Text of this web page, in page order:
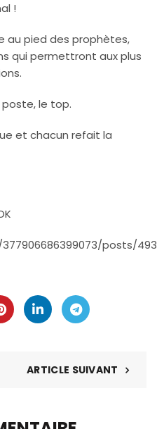
!
au pied des prophètes,
qui permettront aux plus
le top.
et chacun refait la
posts/
ARTICLE SUIVANT